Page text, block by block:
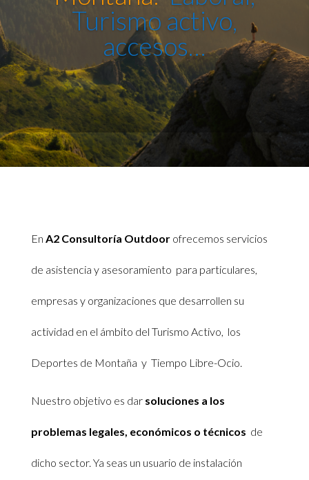
Turismo activo,
accesos…
En A2 Consultoría Outdoorofrecemos servicios
de asistencia y asesoramiento para particulares,
empresas y organizaciones que desarrollen su
actividad en el ámbito del Turismo Activo, los
Deportes de Montaña y Tiempo Libre-Ocio.
Nuestro objetivo es dar soluciones a los
problemas legales, económicos o técnicos de
dicho sector. Ya seas un usuario de instalación